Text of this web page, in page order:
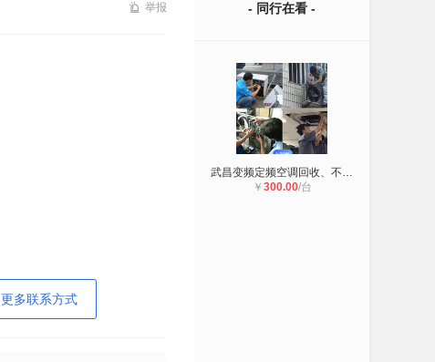
举报
更多联系方式
- 同行在看 -
武昌变频定频空调回收、不分年限机型
￥ 300.00/台